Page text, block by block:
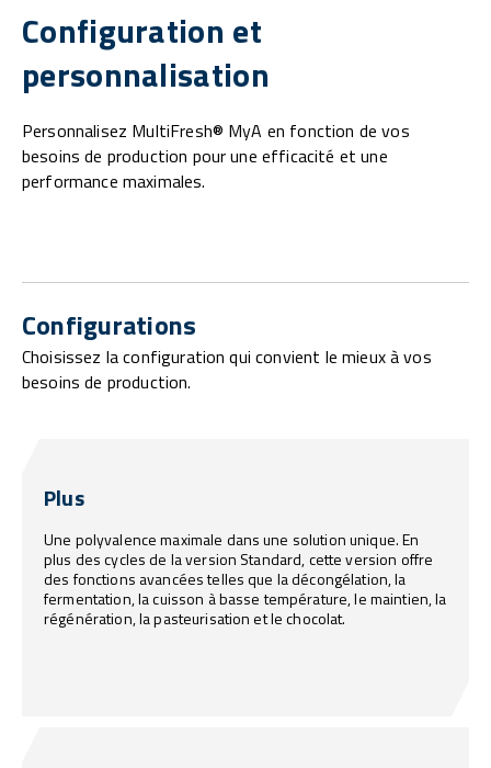
Configuration et
personnalisation
Personnalisez MultiFresh® MyA en fonction de vos
besoins de production pour une efficacité et une
performance maximales.
Configurations
Choisissez la configuration qui convient le mieux à vos
besoins de production.
Plus
Une polyvalence maximale dans une solution unique. En
plus des cycles de la version Standard, cette version offre
des fonctions avancées telles que la décongélation, la
fermentation, la cuisson à basse température, le maintien, la
régénération, la pasteurisation et le chocolat.